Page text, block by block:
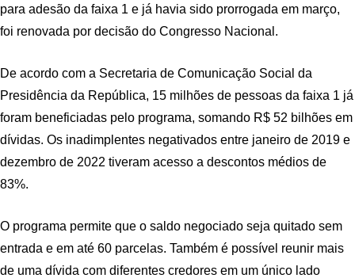
para adesão da faixa 1 e já havia sido prorrogada em março,
foi renovada por decisão do Congresso Nacional.
De acordo com a Secretaria de Comunicação Social da
Presidência da República, 15 milhões de pessoas da faixa 1 já
foram beneficiadas pelo programa, somando R$ 52 bilhões em
dívidas. Os inadimplentes negativados entre janeiro de 2019 e
dezembro de 2022 tiveram acesso a descontos médios de
83%.
O programa permite que o saldo negociado seja quitado sem
entrada e em até 60 parcelas. Também é possível reunir mais
de uma dívida com diferentes credores em um único lado